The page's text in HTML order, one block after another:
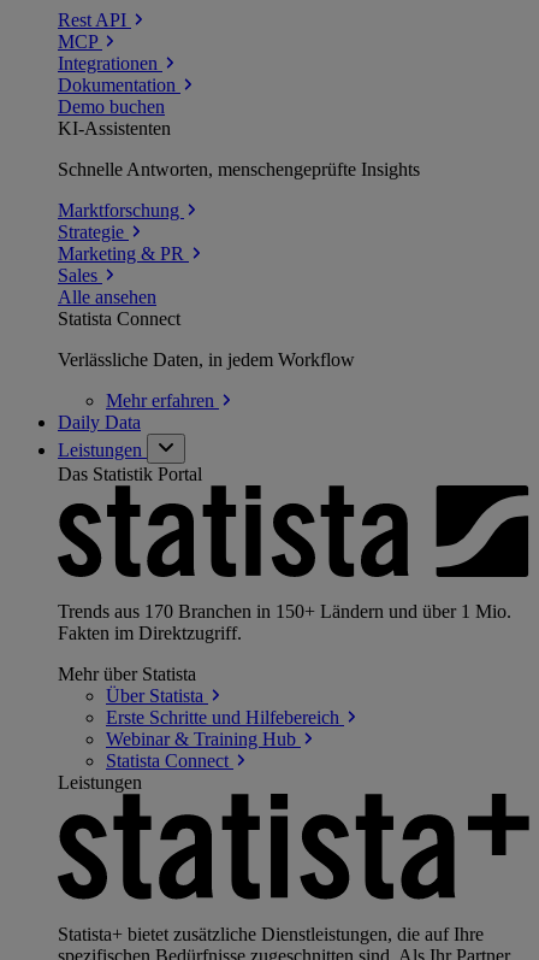
Rest API
MCP
Integrationen
Dokumentation
Demo buchen
KI-Assistenten
Schnelle Antworten, menschengeprüfte Insights
Marktforschung
Strategie
Marketing & PR
Sales
Alle ansehen
Statista Connect
Verlässliche Daten, in jedem Workflow
Mehrerfahren
Daily Data
Leistungen
Das Statistik Portal
Trends aus 170 Branchen in 150+ Ländern und über 1 Mio.
Fakten im Direktzugriff.
Mehr über Statista
Über Statista
Erste Schritte und Hilfebereich
Webinar & Training Hub
Statista Connect
Leistungen
Statista+ bietet zusätzliche Dienstleistungen, die auf Ihre
spezifischen Bedürfnisse zugeschnitten sind. Als Ihr Partner